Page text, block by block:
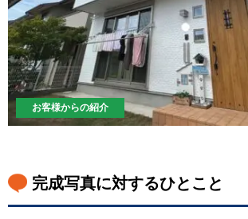
お客様からの紹介
完成写真に対するひとこと